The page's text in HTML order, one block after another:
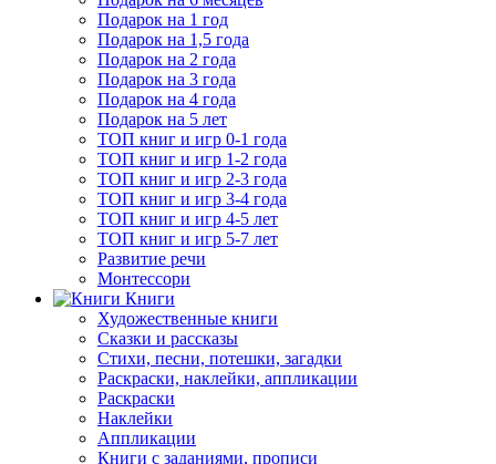
Подарок на 1 год
Подарок на 1,5 года
Подарок на 2 года
Подарок на 3 года
Подарок на 4 года
Подарок на 5 лет
ТОП книг и игр 0-1 года
ТОП книг и игр 1-2 года
ТОП книг и игр 2-3 года
ТОП книг и игр 3-4 года
ТОП книг и игр 4-5 лет
ТОП книг и игр 5-7 лет
Развитие речи
Монтессори
Книги
Художественные книги
Сказки и рассказы
Стихи, песни, потешки, загадки
Раскраски, наклейки, аппликации
Раскраски
Наклейки
Аппликации
Книги с заданиями, прописи